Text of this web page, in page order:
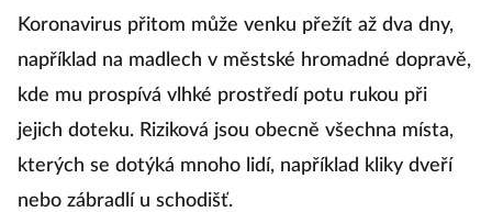
Koronavirus přitom může venku přežít až dva dny,
například na madlech v městské hromadné dopravě,
kde mu prospívá vlhké prostředí potu rukou při
jejich doteku. Riziková jsou obecně všechna místa,
kterých se dotýká mnoho lidí, například kliky dveří
nebo zábradlí u schodišť.